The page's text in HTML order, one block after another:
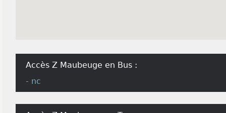
Accès Z Maubeuge en Bus :
- nc